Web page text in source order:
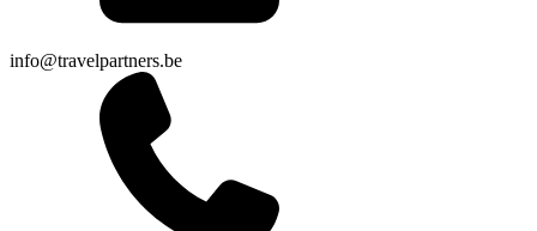
info@travelpartners.be